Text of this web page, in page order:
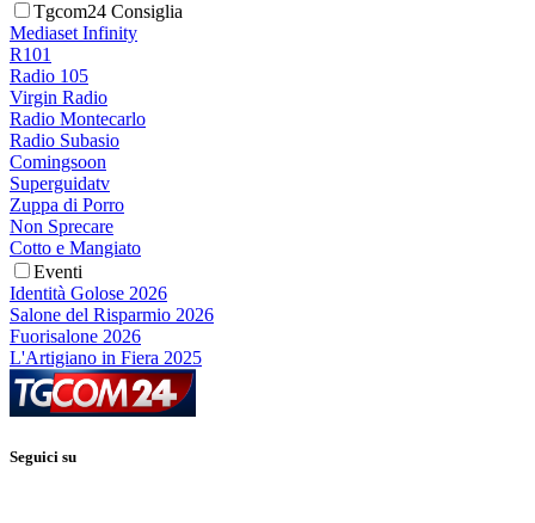
Tgcom24 Consiglia
Mediaset Infinity
R101
Radio 105
Virgin Radio
Radio Montecarlo
Radio Subasio
Comingsoon
Superguidatv
Zuppa di Porro
Non Sprecare
Cotto e Mangiato
Eventi
Identità Golose 2026
Salone del Risparmio 2026
Fuorisalone 2026
L'Artigiano in Fiera 2025
Seguici su